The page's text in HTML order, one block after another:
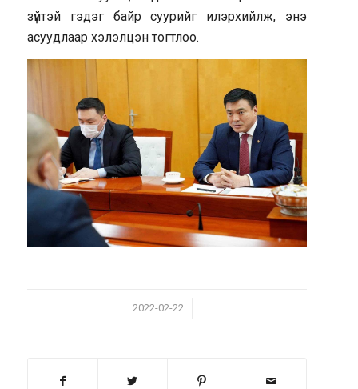
зүйтэй гэдэг байр суурийг илэрхийлж, энэ
асуудлаар хэлэлцэн тогтлоо.
2022-02-22
/